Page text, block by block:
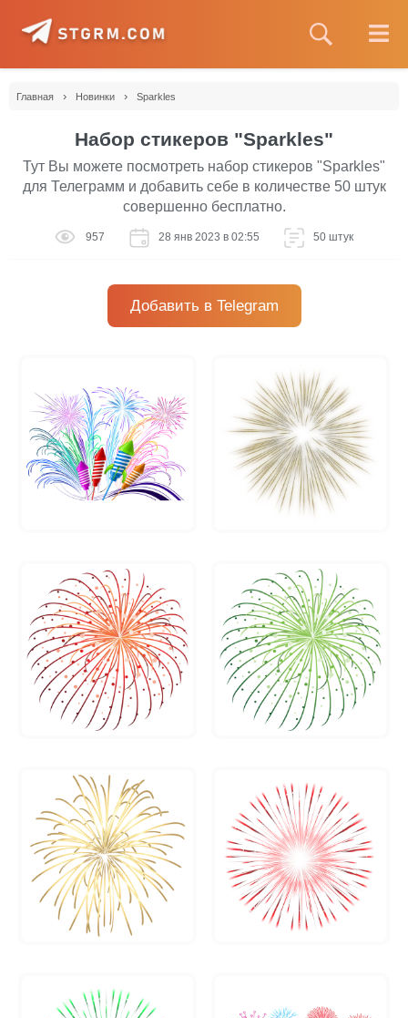
Главная › Новинки › Sparkles
Набор стикеров "Sparkles"
Тут Вы можете посмотреть набор стикеров "Sparkles"
для Телеграмм и добавить себе в количестве 50 штук
совершенно бесплатно.
957 28 янв 2023 в 02:55 50 штук
Добавить в Telegram